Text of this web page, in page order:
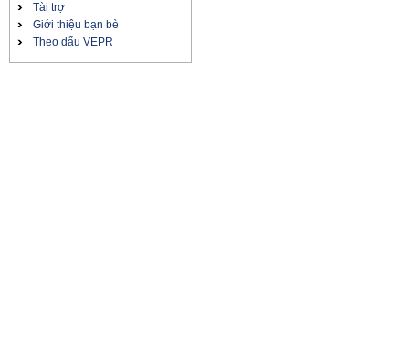
Tài trợ
Giới thiệu bạn bè
Theo dấu VEPR